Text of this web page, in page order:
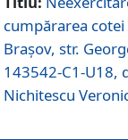
cumpărarea
Braşov, str.
143542-C1-U18,
Nichitescu